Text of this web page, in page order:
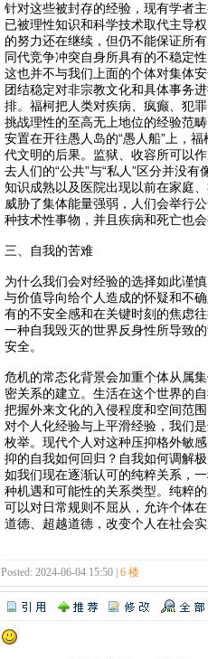
针对这些被封存的经验，现有学者
已被理性知识和科学技术取代主导
的努力还在继续，但仍不能保证所
同代竞争冲突自身所具有的不稳定
这也并不与我们上面的个体对集体
团结稳定对非宗教文化和具体事务
排。福柯把人类对疾病、疯癫、犯
挑战理性的至高无上地位的经验范
安置在开往愚人岛的“愚人船”上，
代文明的后果。监狱、收容所可以
去人们的“公共”与“私人”区分并没
知识成熟以及医院出现以前在家庭
威胁了集体能量强弱，人们会举行
种技术性事物，并且疾病和死亡也
三、自我的苦难
为什么我们会对经验的选择如此谨
与价值导向给个人造成的怀疑和不
有的不安全感和在关键时刻的焦虑
一种自我毁灭的世界反身性所导致
安全。
危机的常态化背景会加重个体从属
密关系的建立。生活在这个世界的
把握外来文化的入侵程度和空间范
对个人化经验与上平滑经验，我们
枚举。现代个人对这种压抑格外敏
抑的自我如何回归？自我如何调解
如我们现在逐渐认可的纯粹关系，
种机遇和可能性的关系类型。纯粹
可以对日常规则不屈从，允许个体
道德、超越道德，改变个人在社会
Posted: 2024-06-04 15:50 | 6 楼